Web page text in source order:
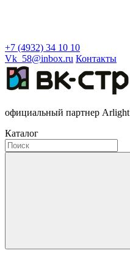
+7 (4932) 34 10 10
Vk_58@inbox.ru Контакты
официальный партнер Arlight
Каталог